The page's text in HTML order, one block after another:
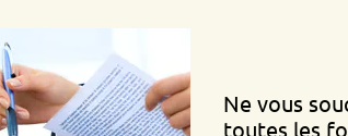
Ne vous souciez
toutes les